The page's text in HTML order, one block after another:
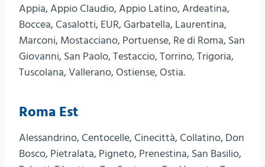
Appia, Appio Claudio, Appio Latino, Ardeatina,
Boccea, Casalotti, EUR, Garbatella, Laurentina,
Marconi, Mostacciano, Portuense, Re di Roma, San
Giovanni, San Paolo, Testaccio, Torrino, Trigoria,
Tuscolana, Vallerano, Ostiense, Ostia.
Roma Est
Alessandrino, Centocelle, Cinecittà, Collatino, Don
Bosco, Pietralata, Pigneto, Prenestina, San Basilio,